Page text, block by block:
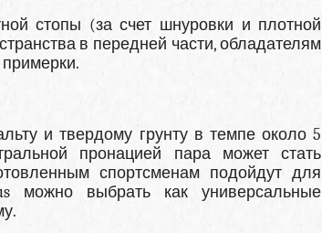
стопы (за счет шнуровки и плотной
в передней части, обладателям
и твердому грунту в темпе около 5
пронацией пара может стать
спортсменам подойдут для
можно выбрать как универсальные